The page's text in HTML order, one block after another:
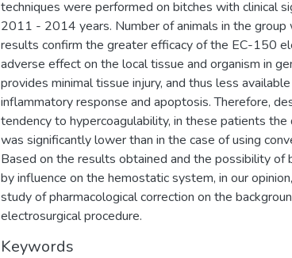
techniques were performed on bitches with clinical
2011 - 2014 years. Number of animals in the group
results confirm the greater efficacy of the EC-150
adverse effect on the local tissue and organism in
provides minimal tissue injury, and thus less
inflammatory response and apoptosis. Therefore,
tendency to hypercoagulability, in these patients
was significantly lower than in the case of using
Based on the results obtained and the possibility of
by influence on the hemostatic system, in our
study of pharmacological correction on the
electrosurgical procedure.
Keywords